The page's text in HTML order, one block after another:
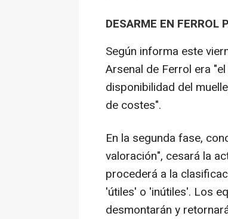
DESARME EN FERROL
Según informa este
Arsenal de Ferrol era
disponibilidad del
de costes".
En la segunda fase,
valoración", cesará la
procederá a la
'útiles' o 'inútiles'. Los
desmontarán y